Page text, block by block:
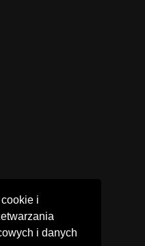
i
i danych